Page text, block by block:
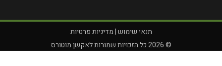
תנאי שימוש|מדיניות פרטיות
© 2026 כל הזכויות שמורות לאקשן מוטורס